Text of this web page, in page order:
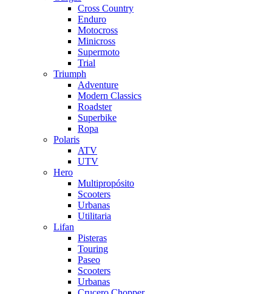
Cross Country
Enduro
Motocross
Minicross
Supermoto
Trial
Triumph
Adventure
Modern Classics
Roadster
Superbike
Ropa
Polaris
ATV
UTV
Hero
Multipropósito
Scooters
Urbanas
Utilitaria
Lifan
Pisteras
Touring
Paseo
Scooters
Urbanas